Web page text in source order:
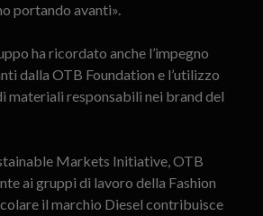
portando avanti».
ha ricordato anche l’impegno
dalla OTB Foundation e l’utilizzo
materiali responsabili nei brand del
Markets Initiative, OTB
ai gruppi di lavoro della Fashion
il marchio Diesel contribuisce